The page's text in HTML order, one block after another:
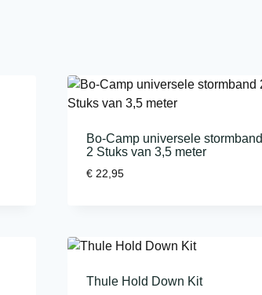
Bo-Camp universele stormband
2 Stuks van 3,5 meter
€ 22,95
Thule Hold Down Kit